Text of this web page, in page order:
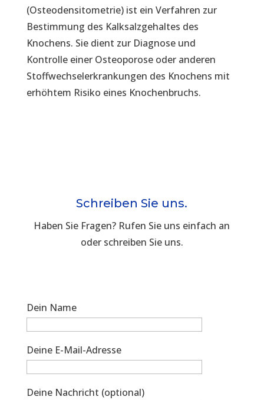
(Osteodensitometrie) ist ein Verfahren zur
Bestimmung des Kalksalzgehaltes des
Knochens. Sie dient zur Diagnose und
Kontrolle einer Osteoporose oder anderen
Stoffwechselerkrankungen des Knochens mit
erhöhtem Risiko eines Knochenbruchs.
Schreiben Sie uns.
Haben Sie Fragen? Rufen Sie uns einfach an
oder schreiben Sie uns.
Dein Name
Deine E-Mail-Adresse
Deine Nachricht (optional)